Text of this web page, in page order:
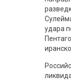
удара